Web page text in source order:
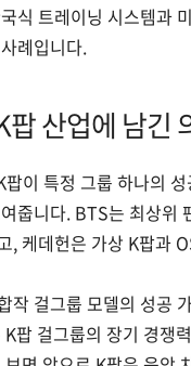
식 트레이닝 시스템과
례입니다.
산업에 남긴
이 특정 그룹 하나의
줍니다. BTS는 최상위
, 케데헌은 가상 K팝과
작 걸그룹 모델의 성공
팝 걸그룹의 장기 경쟁